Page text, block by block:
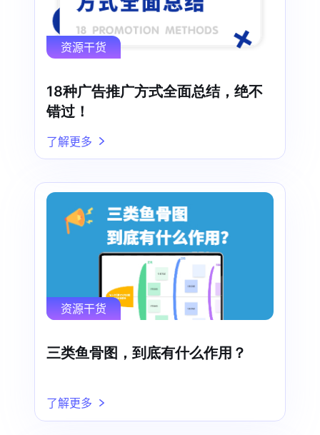
资源干货
18种广告推广方式全面总结，绝不
错过！
了解更多
资源干货
三类鱼骨图，到底有什么作用？
了解更多